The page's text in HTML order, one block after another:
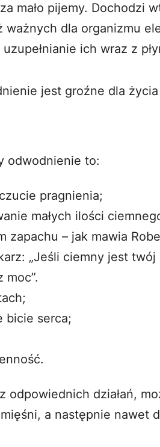
mało pijemy. Dochodzi
ważnych dla organizmu
ich wraz z
jest groźne dla
odwodnienie to:
pragnienia;
małych ilości
zapachu – jak mawia
„Jeśli ciemny jest twój
moc”.
bicie serca;
odpowiednich działań,
a następnie nawet